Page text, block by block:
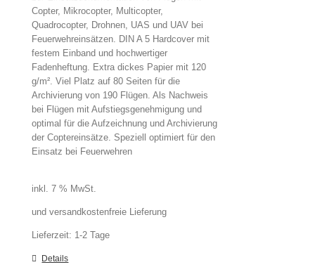
Copter, Mikrocopter, Multicopter,
Quadrocopter, Drohnen, UAS und UAV bei
Feuerwehreinsätzen. DIN A 5 Hardcover mit
festem Einband und hochwertiger
Fadenheftung. Extra dickes Papier mit 120
g/m². Viel Platz auf 80 Seiten für die
Archivierung von 190 Flügen. Als Nachweis
bei Flügen mit Aufstiegsgenehmigung und
optimal für die Aufzeichnung und Archivierung
der Coptereinsätze. Speziell optimiert für den
Einsatz bei Feuerwehren
inkl. 7 % MwSt.
und versandkostenfreie Lieferung
Lieferzeit: 1-2 Tage
Details